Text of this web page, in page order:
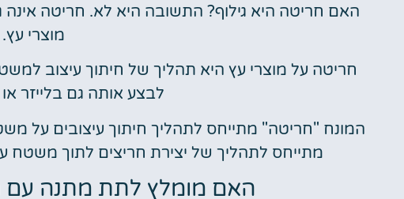
האם חריטה היא גילוף? התשובה היא לא. חריטה אינה
מוצרי עץ.
חריטה על מוצרי עץ היא תהליך של חיתוך עיצוב
לבצע אותה גם בלייזר
המונח "חריטה" מתייחס לתהליך חיתוך עיצובים על
מתייחס לתהליך של יצירת חריצים לתוך משטח
האם מומלץ לתת מתנה עם